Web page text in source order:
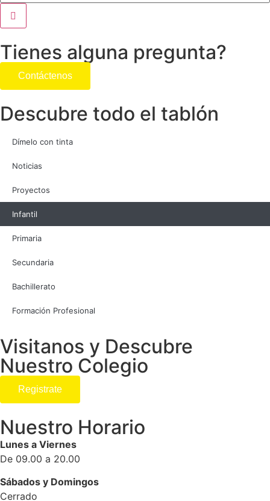
Tienes alguna pregunta?
Contáctenos
Descubre todo el tablón
Dímelo con tinta
Noticias
Proyectos
Infantil
Primaria
Secundaria
Bachillerato
Formación Profesional
Visitanos y Descubre
Nuestro Colegio
Registrate
Nuestro Horario
Lunes a Viernes
De 09.00 a 20.00
Sábados y Domingos
Cerrado